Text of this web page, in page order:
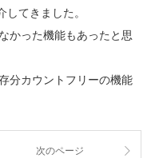
てきました。
かった機能もあったと思
分カウントフリーの機能
次のページ